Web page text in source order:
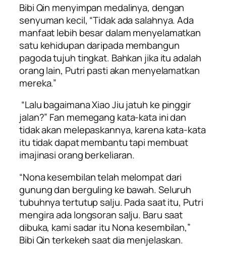
Bibi Qin menyimpan medalinya, dengan
senyuman kecil, “Tidak ada salahnya. Ada
manfaat lebih besar dalam menyelamatkan
satu kehidupan daripada membangun
pagoda tujuh tingkat. Bahkan jika itu adalah
orang lain, Putri pasti akan menyelamatkan
mereka.”
“Lalu bagaimana Xiao Jiu jatuh ke pinggir
jalan?” Fan memegang kata-kata ini dan
tidak akan melepaskannya, karena kata-kata
itu tidak dapat membantu tapi membuat
imajinasi orang berkeliaran.
“Nona kesembilan telah melompat dari
gunung dan berguling ke bawah. Seluruh
tubuhnya tertutup salju. Pada saat itu, Putri
mengira ada longsoran salju. Baru saat
dibuka, kami sadar itu Nona kesembilan,”
Bibi Qin terkekeh saat dia menjelaskan.